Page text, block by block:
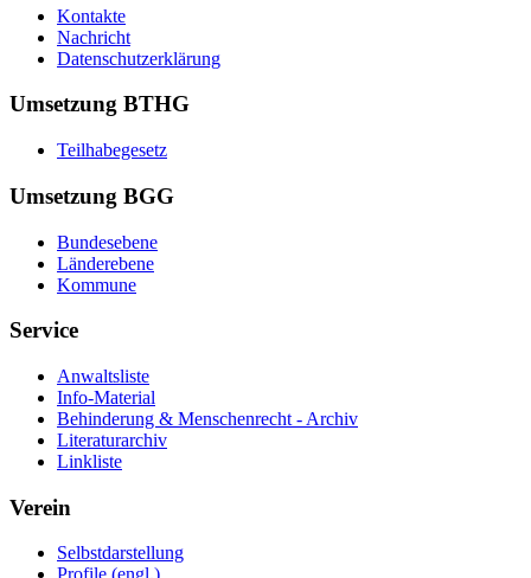
Kontakte
Nachricht
Datenschutzerklärung
Umsetzung BTHG
Teilhabegesetz
Umsetzung BGG
Bundesebene
Länderebene
Kommune
Service
Anwaltsliste
Info-Material
Behinderung & Menschenrecht - Archiv
Literaturarchiv
Linkliste
Verein
Selbstdarstellung